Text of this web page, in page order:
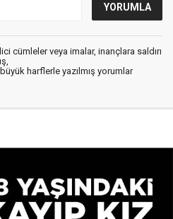
cümleler veya imalar, inançlara saldırı
harflerle yazılmış yorumlar